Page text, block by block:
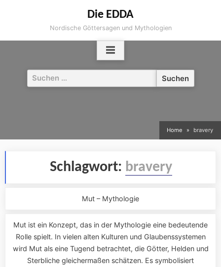
Die EDDA
Nordische Göttersagen und Mythologien
Suchen
nach:
Home bravery
Schlagwort: bravery
Mut – Mythologie
Mut ist ein Konzept, das in der Mythologie eine bedeutende
Rolle spielt. In vielen alten Kulturen und Glaubenssystemen
wird Mut als eine Tugend betrachtet, die Götter, Helden und
Sterbliche gleichermaßen schätzen. Es symbolisiert